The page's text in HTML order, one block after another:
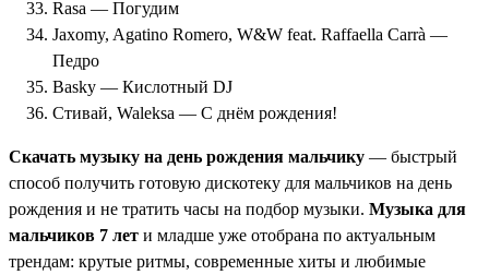
Rаsа — Погудим
Jaxomy, Agatino Romero, W&W feat. Raffaella Carrà —
Педро
Basky — Кислотный DJ
Стивай, Waleksa — С днём рождения!
Скачать музыку на день рождения мальчику — быстрый
способ получить готовую дискотеку для мальчиков на день
рождения и не тратить часы на подбор музыки. Музыка для
мальчиков 7 лет и младше уже отобрана по актуальным
трендам: крутые ритмы, современные хиты и любимые